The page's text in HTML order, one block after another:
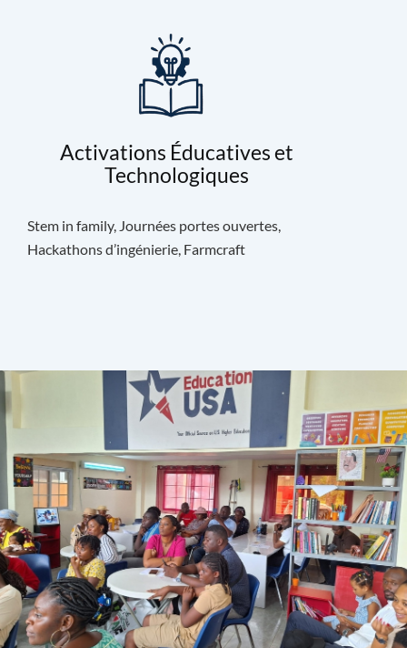
Activations Éducatives et
Technologiques
Stem in family, Journées portes ouvertes,
Hackathons d’ingénierie, Farmcraft